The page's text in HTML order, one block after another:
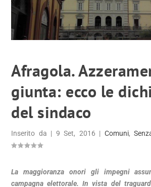
Afragola.
giunta: ecco le
del sindaco
Inserito da | 9 Set, 2016 | Comuni,
La maggioranza onori gli impegni
campagna elettorale. In vista del